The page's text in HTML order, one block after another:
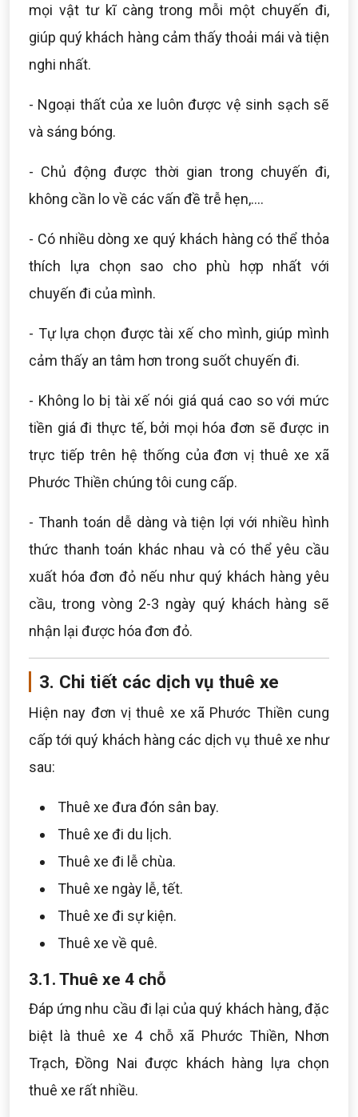
mọi vật tư kĩ càng trong mỗi một chuyến đi,
giúp quý khách hàng cảm thấy thoải mái và tiện
nghi nhất.
- Ngoại thất của xe luôn được vệ sinh sạch sẽ
và sáng bóng.
- Chủ động được thời gian trong chuyến đi,
không cần lo về các vấn đề trễ hẹn,....
- Có nhiều dòng xe quý khách hàng có thể thỏa
thích lựa chọn sao cho phù hợp nhất với
chuyến đi của mình.
- Tự lựa chọn được tài xế cho mình, giúp mình
cảm thấy an tâm hơn trong suốt chuyến đi.
- Không lo bị tài xế nói giá quá cao so với mức
tiền giá đi thực tế, bởi mọi hóa đơn sẽ được in
trực tiếp trên hệ thống của đơn vị thuê xe xã
Phước Thiền chúng tôi cung cấp.
- Thanh toán dễ dàng và tiện lợi với nhiều hình
thức thanh toán khác nhau và có thể yêu cầu
xuất hóa đơn đỏ nếu như quý khách hàng yêu
cầu, trong vòng 2-3 ngày quý khách hàng sẽ
nhận lại được hóa đơn đỏ.
3. Chi tiết các dịch vụ thuê xe
Hiện nay đơn vị thuê xe xã Phước Thiền cung
cấp tới quý khách hàng các dịch vụ thuê xe như
sau:
Thuê xe đưa đón sân bay.
Thuê xe đi du lịch.
Thuê xe đi lễ chùa.
Thuê xe ngày lễ, tết.
Thuê xe đi sự kiện.
Thuê xe về quê.
3.1. Thuê xe 4 chỗ
Đáp ứng nhu cầu đi lại của quý khách hàng, đặc
biệt là thuê xe 4 chỗ xã Phước Thiền, Nhơn
Trạch, Đồng Nai được khách hàng lựa chọn
thuê xe rất nhiều.